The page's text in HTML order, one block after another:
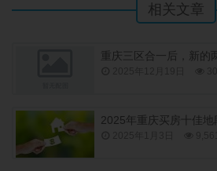
相关文章
重庆三区合一后，新的
2025年重庆买房十佳地